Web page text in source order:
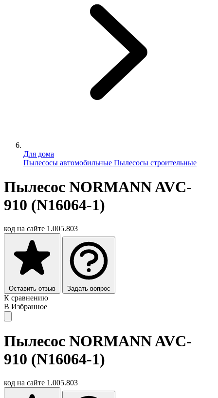
Для дома
Пылесосы автомобильные Пылесосы строительные
Пылесос NORMANN AVC-
910 (N16064-1)
код на сайте 1.005.803
Оставить отзыв Задать вопрос
К сравнению
В Избранное
Пылесос NORMANN AVC-
910 (N16064-1)
код на сайте 1.005.803